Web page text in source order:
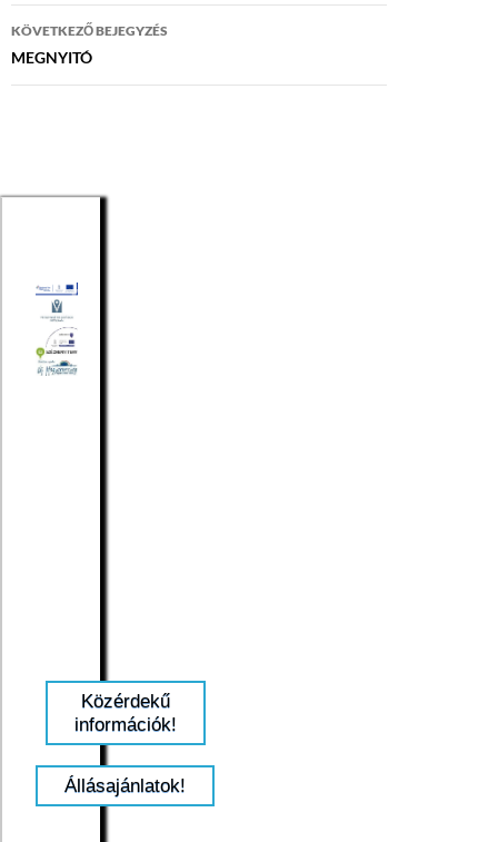
KÖVETKEZŐ BEJEGYZÉS
MEGNYITÓ
Közérdekű
információk!
Állásajánlatok!